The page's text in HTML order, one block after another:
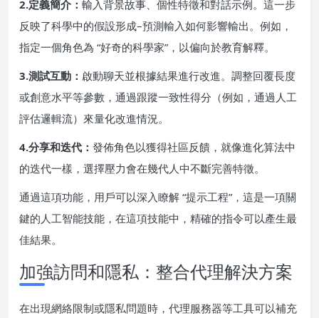
2.定義簡介： 輸入背景故事、個性特徵和對話示例。這一步
反映了科學中的假設形成–預測輸入如何影響輸出。例如，
指定一個角色為 “好奇的科學家”，以偏向於教育解釋。
3.測試互動： 啟動聊天並根據結果進行改進。調整回覆長度
或創意水平等參數，通過跟蹤一致性得分（例如，通過人工
評估邏輯流）來量化改進情況。
4.分享和迭代： 發佈角色以獲得社區反饋，就像進化算法中
的迭代一樣，選擇壓力會在幾代人中不斷完善特徵。
通過這項功能，用戶可以深入瞭解 “提示工程”，這是一項關
鍵的人工智能技能，在這項技能中，精確的指令可以產生最
佳結果。
加強訪問和隱私：整合代理解決方案
在出現網絡限制或隱私問題時，代理服務器等工具可以補充